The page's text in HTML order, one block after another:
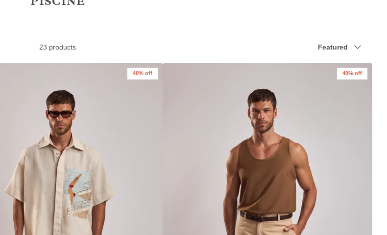
PISCINE
23 products
by
Featured
40% off 40% off